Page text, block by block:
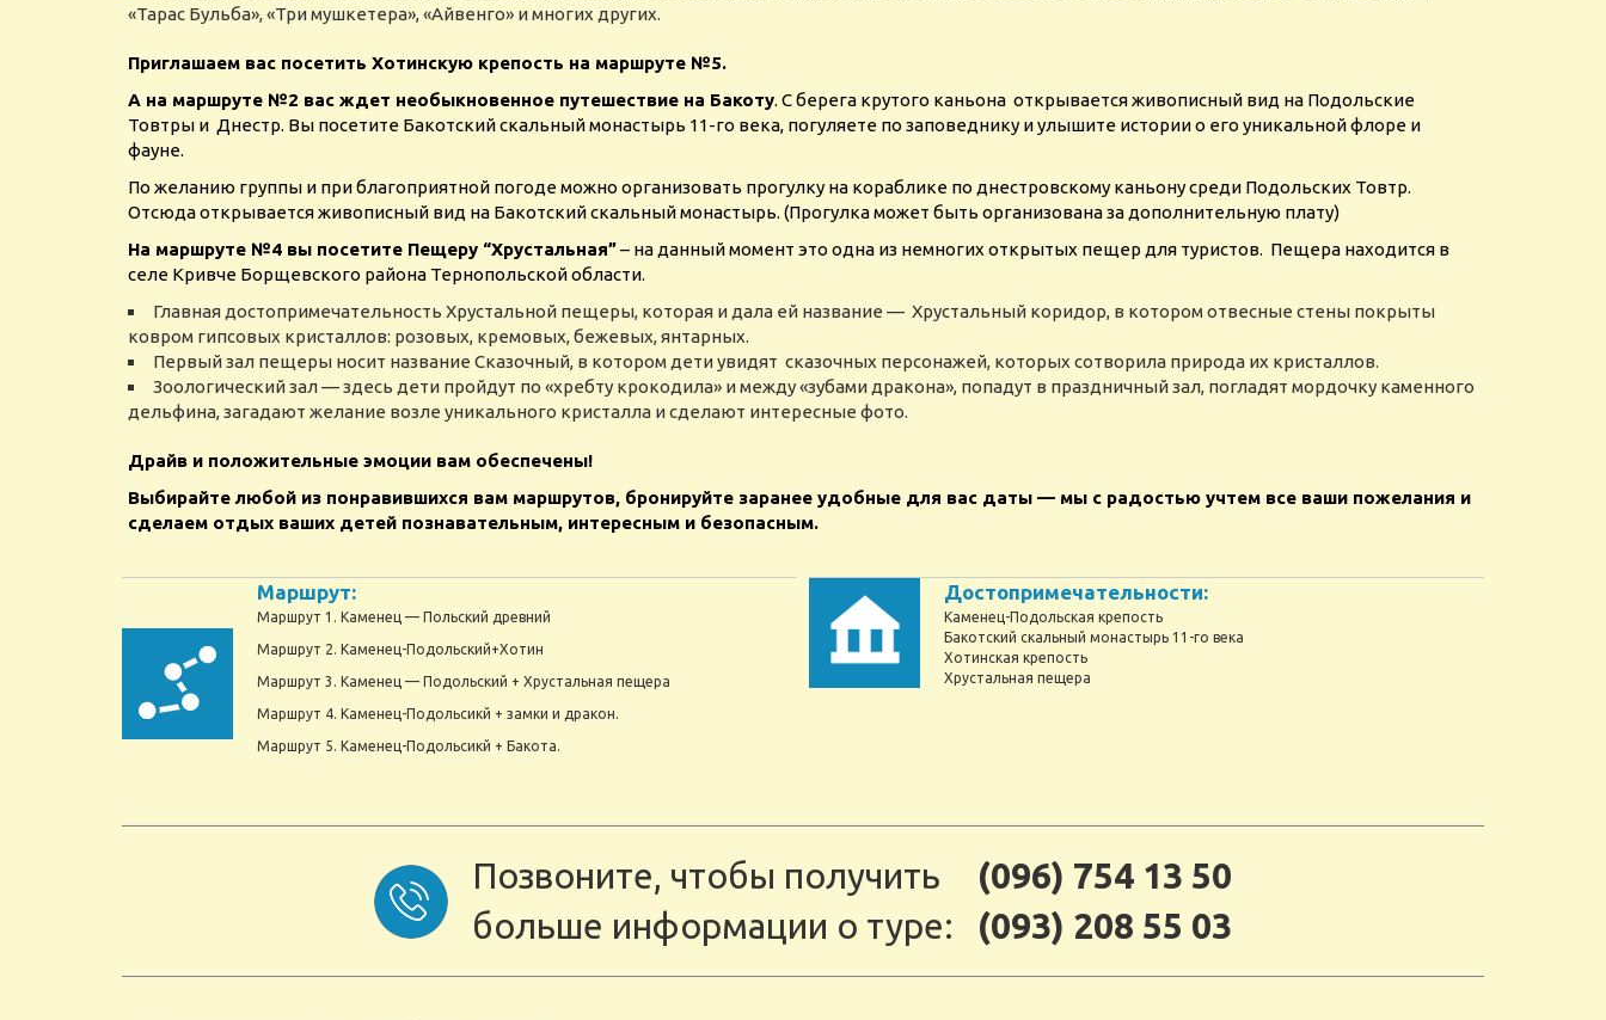
«Тарас Бульба», «Три мушкетера», «Айвенго» и многих других.
Приглашаем вас посетить Хотинскую крепость на маршруте №5.
А на маршруте №2 вас ждет необыкновенное путешествие на Бакоту. С берега крутого каньона открывается живописный вид на Подольские
Товтры и Днестр. Вы посетите Бакотский скальный монастырь 11-го века, погуляете по заповеднику и улышите истории о его уникальной флоре и
фауне.
По желанию группы и при благоприятной погоде можно организовать прогулку на кораблике по днестровскому каньону среди Подольских Товтр.
Отсюда открывается живописный вид на Бакотский скальный монастырь. (Прогулка может быть организована за дополнительную плату)
На маршруте №4 вы посетите Пещеру “Хрустальная”– на данный момент это одна из немногих открытых пещер для туристов. Пещера находится в
селе Кривче Борщевского района Тернопольской области.
Главная достопримечательность Хрустальной пещеры, которая и дала ей название — Хрустальный коридор, в котором отвесные стены покрыты
ковром гипсовых кристаллов: розовых, кремовых, бежевых, янтарных.
Первый зал пещеры носит название Сказочный, в котором дети увидят сказочных персонажей, которых сотворила природа их кристаллов.
Зоологический зал — здесь дети пройдут по «хребту крокодила» и между «зубами дракона», попадут в праздничный зал, погладят мордочку каменного
дельфина, загадают желание возле уникального кристалла и сделают интересные фото.
Драйв и положительные эмоции вам обеспечены!
Выбирайте любой из понравившихся вам маршрутов, бронируйте заранее удобные для вас даты — мы с радостью учтем все ваши пожелания и
сделаем отдых ваших детей познавательным, интересным и безопасным.
Маршрут:
Маршрут 1. Каменец — Польский древний
Маршрут 2. Каменец-Подольский+Хотин
Маршрут 3. Каменец — Подольский + Хрустальная пещера
Маршрут 4. Каменец-Подольсикй + замки и дракон.
Маршрут 5. Каменец-Подольсикй + Бакота.
Достопримечательности:
Каменец-Подольская крепость
Бакотский скальный монастырь 11-го века
Хотинская крепость
Хрустальная пещера
Позвоните, чтобы получить
больше информации о туре:
(096) 754 13 50
(093) 208 55 03